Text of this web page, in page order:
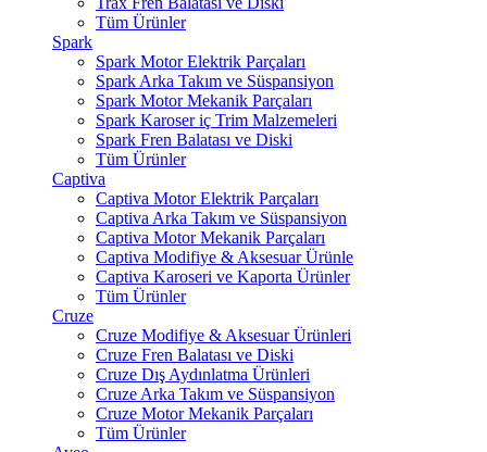
Tüm Ürünler
Spark
Spark Motor Elektrik Parçaları
Spark Arka Takım ve Süspansiyon
Spark Motor Mekanik Parçaları
Spark Karoser iç Trim Malzemeleri
Spark Fren Balatası ve Diski
Tüm Ürünler
Captiva
Captiva Motor Elektrik Parçaları
Captiva Arka Takım ve Süspansiyon
Captiva Motor Mekanik Parçaları
Captiva Modifiye & Aksesuar Ürünle
Captiva Karoseri ve Kaporta Ürünler
Tüm Ürünler
Cruze
Cruze Modifiye & Aksesuar Ürünleri
Cruze Fren Balatası ve Diski
Cruze Dış Aydınlatma Ürünleri
Cruze Arka Takım ve Süspansiyon
Cruze Motor Mekanik Parçaları
Tüm Ürünler